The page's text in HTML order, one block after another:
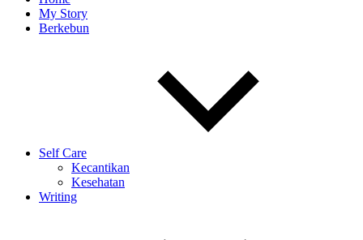
My Story
Berkebun
Self Care
Kecantikan
Kesehatan
Writing